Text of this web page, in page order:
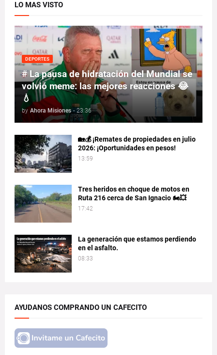
LO MAS VISTO
DEPORTES
# La pausa de hidratación del Mundial se
volvió meme: las mejores reacciones 😂
💧
by Ahora Misiones - 23:36
🏡💰 ¡Remates de propiedades en julio
2026: ¡Oportunidades en pesos!
13:59
Tres heridos en choque de motos en
Ruta 216 cerca de San Ignacio 🏍️💥
17:42
La generación que estamos perdiendo
en el asfalto.
08:33
AYUDANOS COMPRANDO UN CAFECITO